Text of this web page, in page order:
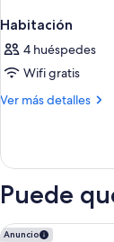
Habitación
4 huéspedes
Wifi gratis
Ver más detalles
Más
Puede
Anuncio
Holiday Inn